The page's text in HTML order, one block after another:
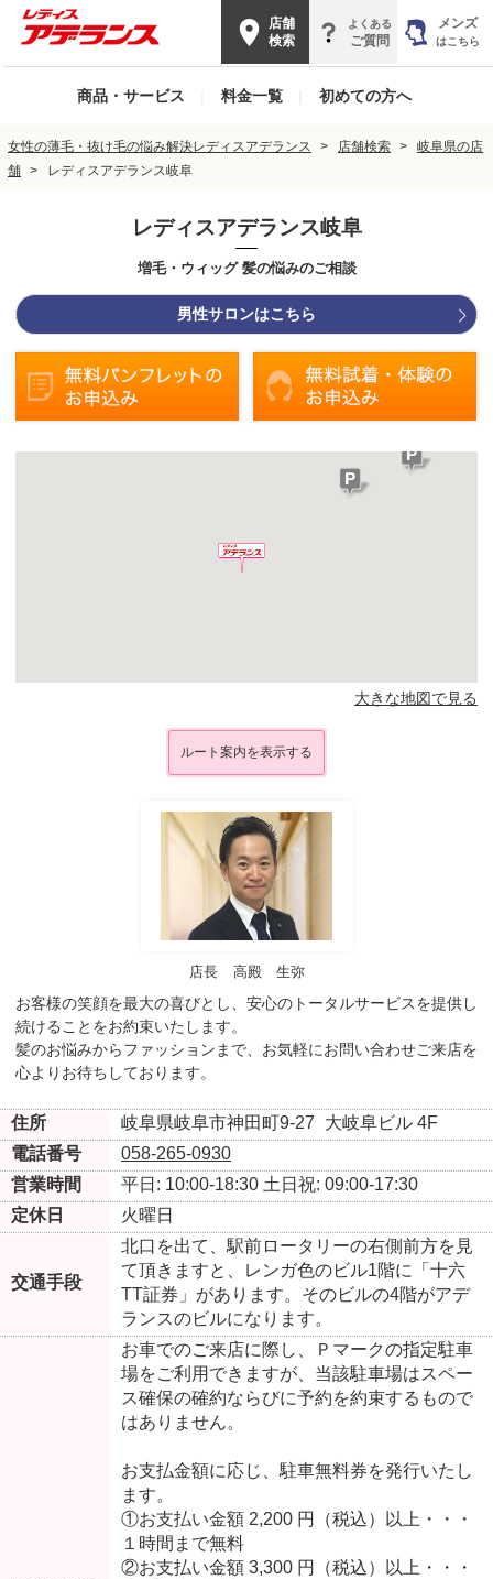
店舗
検索
よくある
ご質問
メンズ
はこちら
商品・サービス 料金一覧 初めての方へ
女性の薄毛・抜け毛の悩み解決レディスアデランス 店舗検索
岐阜県の店
舗
レディスアデランス岐阜
レディスアデランス岐阜
増毛・ウィッグ 髪の悩みのご相談
男性サロンはこちら
大きな地図で見る
ルート案内を表示する
店長 高殿 生弥
お客様の笑顔を最大の喜びとし、安心のトータルサービスを提供し
続けることをお約束いたします。
髪のお悩みからファッションまで、お気軽にお問い合わせご来店を
心よりお待ちしております。
住所 岐阜県岐阜市神田町9-27
大岐阜ビル 4F
電話番号
058-265-0930
営業時間
平日: 10:00-18:30 土日祝: 09:00-17:30
定休日
火曜日
交通手段
北口を出て、駅前ロータリーの右側前方を見
て頂きますと、レンガ色のビル1階に「十六
TT証券」があります。そのビルの4階がアデ
ランスのビルになります。
お車でのご来店に際し、Ｐマークの指定駐車
場をご利用できますが、当該駐車場はスペー
ス確保の確約ならびに予約を約束するもので
はありません。
お支払金額に応じ、駐車無料券を発行いたし
ます。
①お支払い金額 2,200 円（税込）以上・・・
１時間まで無料
②お支払い金額 3,300 円（税込）以上・・・